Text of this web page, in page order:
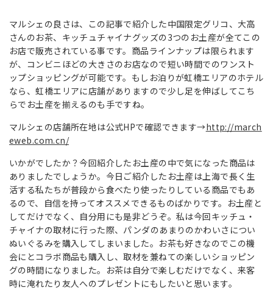
マルシェの良さは、この記事で紹介した中国限定グリコ、大高
さんのお茶、キッチュチャイナグッズの3つのお土産が全てこの
お店で販売されている事です。商品ラインナップは限られます
が、コンビニほどの大きさのお店なので短い時間でのワンスト
ップショッピングが可能です。もしお泊りが虹橋エリアのホテル
なら、虹橋エリアに店舗がありますので少し足を伸ばしてこち
らでお土産を揃えるのも手ですね。
マルシェの店舗所在地は公式HPで確認できます→http://march
eweb.com.cn/
いかがでしたか？今回紹介したお土産の中で気になった商品は
ありましたでしょうか。今日ご紹介したお土産は上海で長く生
活する私たちが普段から食べたり使ったりしている商品でもあ
るので、自信を持ってオススメできるものばかりです。お土産と
してだけでなく、自分用にも是非どうぞ。私は今回キッチュ・
チャイナの取材に行った際、パンダのあまりのかわいさについ
ぬいぐるみを購入してしまいました。お茶も好きなのでこの機
会にとコラボ商品も購入し、取材を兼ねての楽しいショッピン
グの時間になりました。お茶は自分で楽しむだけでなく、来客
時に淹れたり友人へのプレゼントにもしたいと思います。